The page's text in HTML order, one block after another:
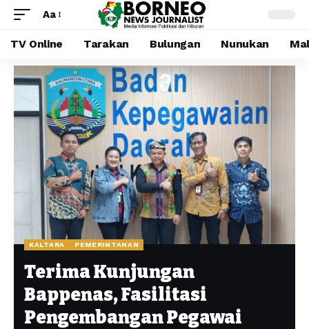
Aa
TV Online Tarakan Bulungan Nunukan
KALTARA PEMERINTAHAN
Terima Kunjungan
Bappenas, Fasilitasi
Pengembangan Pegawai